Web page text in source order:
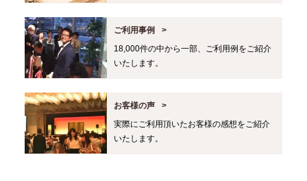
ご利用事例
18,000件の中から一部、ご利用例をご紹介
いたします。
お客様の声
実際にご利用頂いたお客様の感想をご紹介
いたします。